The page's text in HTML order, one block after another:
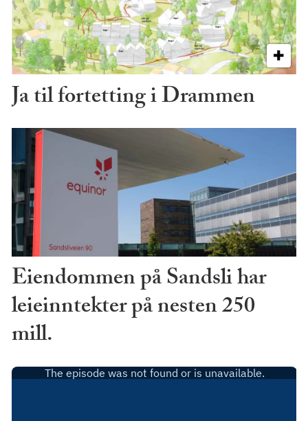
Ja til fortetting i Drammen
Eiendommen på Sandsli har
leieinntekter på nesten 250
mill.